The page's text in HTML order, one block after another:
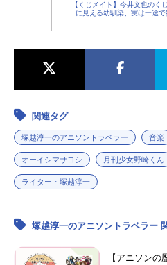
【くじメイト】今井文也のく
に見える幼馴染、実は一途
関連タグ
塚越淳一のアニソントラベラー 音楽
オーイシマサヨシ 月刊少女野崎くん
ライター・塚越淳一
塚越淳一のアニソントラベラー
【アニソン